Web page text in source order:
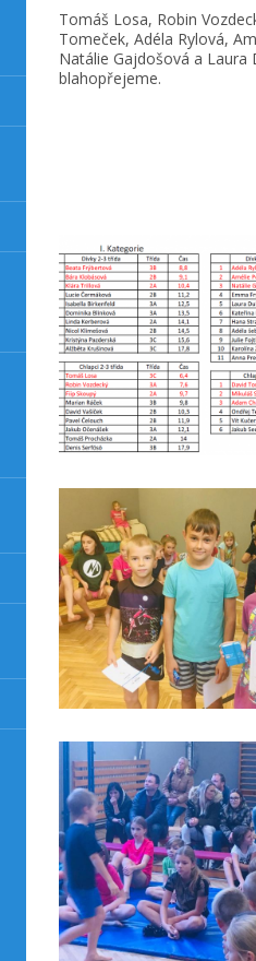
Tomáš Losa, Robin
Tomeček, Adéla Rylová,
Natálie Gajdošová a Laura
blahopřejeme.